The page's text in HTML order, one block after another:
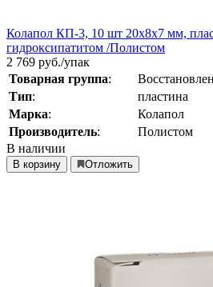
Колапол КП-3, 10 шт 20х8х7 мм,
гидроксипатитом /Полистом
2 769 руб./упак
Товарная группа:
Тип:
пластина
Марка:
Колапол
Производитель:
Полистом
В наличии
В корзину Отложить